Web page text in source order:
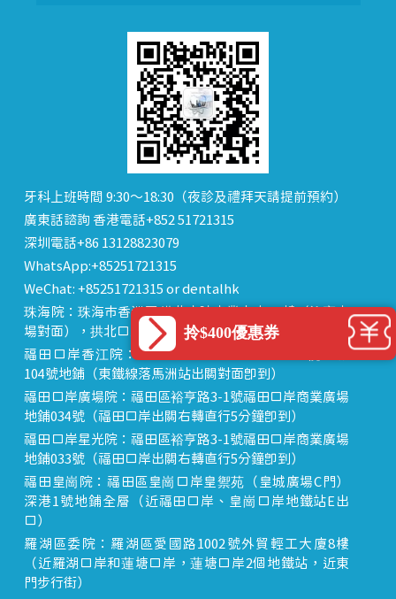
牙科上班時間 9:30～18:30（夜診及禮拜天請提前預約）
廣東話諮詢 香港電話+852 51721315
深圳電話+86 13128823079
WhatsApp:+85251721315
WeChat: +85251721315 or dentalhk
珠海院：珠海市香洲區 拱北中建商業大廈 15樓（迎賓廣
場對面），拱北口岸步行8分鐘直達
福田口岸香江院：福田區福田口岸正對面，海悅華城
104號地鋪（東鐵線落馬洲站出關對面即到）
福田口岸廣場院：福田區裕亨路3-1號福田口岸商業廣場
地鋪034號（福田口岸出關右轉直行5分鐘即到）
福田口岸星光院：福田區裕亨路3-1號福田口岸商業廣場
地鋪033號（福田口岸出關右轉直行5分鐘即到）
福田皇崗院：福田區皇崗口岸皇禦苑（皇城廣場C門）
深港1號地鋪全層（近福田口岸、皇崗口岸地鐵站E出
口）
羅湖區委院：羅湖區愛國路1002號外貿輕工大廈8樓
（近羅湖口岸和蓮塘口岸，蓮塘口岸2個地鐵站，近東
門步行街）
拎$400優惠券